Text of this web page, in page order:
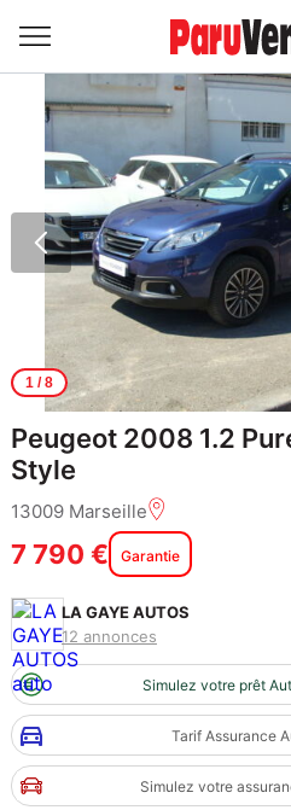
1/ 8
Peugeot 2008 1.2
Style
13009 Marseille
7 790 € Garantie
LA GAYE AUTOS
12 annonces
Simulez votre prêt
Tarif Assurance
Simulez votre